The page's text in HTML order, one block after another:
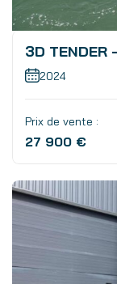
3D TENDER
2024
Prix de vente :
27 900 €